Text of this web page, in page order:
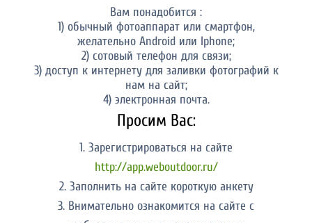
Вам понадобится :
1) обычный фотоаппарат или смартфон,
желательно Android или Iphone;
2) сотовый телефон для связи;
3) доступ к интернету для заливки фотографий к
нам на сайт;
4) электронная почта.
Просим Вас:
1. Зарегистрироваться на сайте
http://app.weboutdoor.ru/
2. Заполнить на сайте короткую анкету
3. Внимательно ознакомится на сайте с